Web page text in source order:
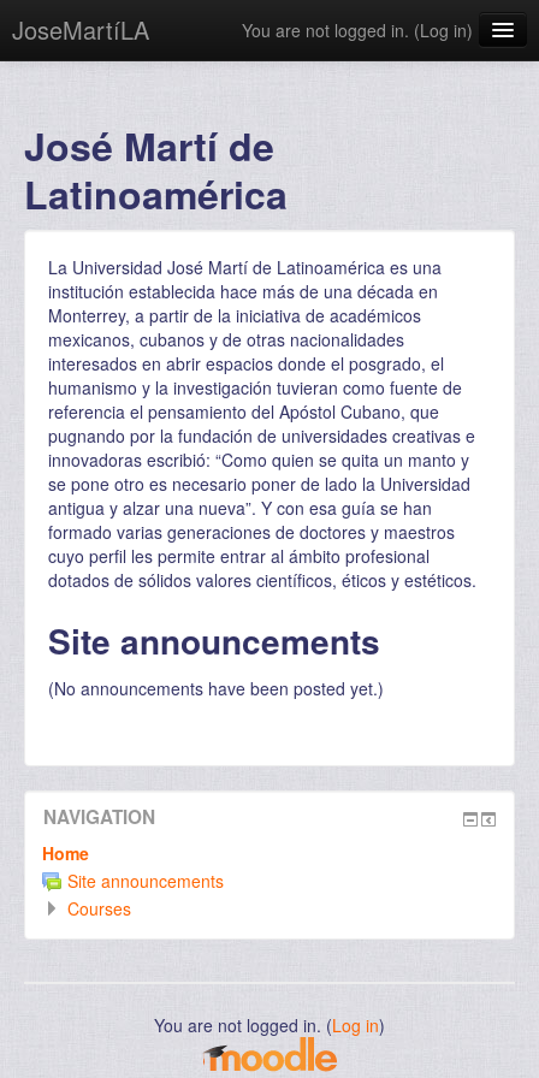
JoseMartíLA You are not logged in. (Log in)
José Martí de
Latinoamérica
La Universidad José Martí de Latinoamérica es una
institución establecida hace más de una década en
Monterrey, a partir de la iniciativa de académicos
mexicanos, cubanos y de otras nacionalidades
interesados en abrir espacios donde el posgrado, el
humanismo y la investigación tuvieran como fuente de
referencia el pensamiento del Apóstol Cubano, que
pugnando por la fundación de universidades creativas e
innovadoras escribió: “Como quien se quita un manto y
se pone otro es necesario poner de lado la Universidad
antigua y alzar una nueva”. Y con esa guía se han
formado varias generaciones de doctores y maestros
cuyo perfil les permite entrar al ámbito profesional
dotados de sólidos valores científicos, éticos y estéticos.
Site announcements
(No announcements have been posted yet.)
NAVIGATION
Home
Site announcements
Courses
You are not logged in. (Log in)